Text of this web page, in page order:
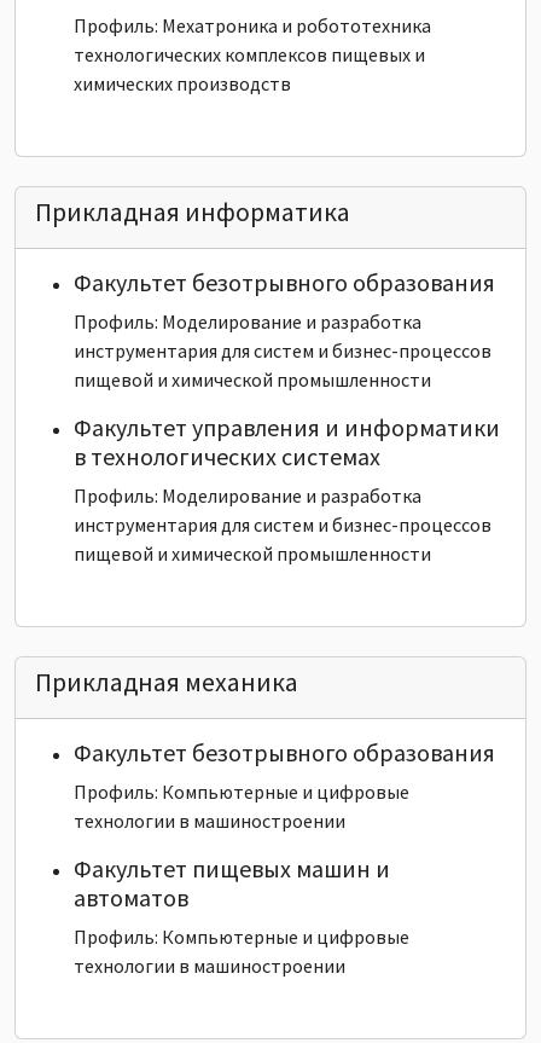
Профиль: Мехатроника и робототехника
технологических комплексов пищевых и
химических производств
Прикладная информатика
Факультет безотрывного образования
Профиль: Моделирование и разработка
инструментария для систем и бизнес-процессов
пищевой и химической промышленности
Факультет управления и информатики
в технологических системах
Профиль: Моделирование и разработка
инструментария для систем и бизнес-процессов
пищевой и химической промышленности
Прикладная механика
Факультет безотрывного образования
Профиль: Компьютерные и цифровые
технологии в машиностроении
Факультет пищевых машин и
автоматов
Профиль: Компьютерные и цифровые
технологии в машиностроении